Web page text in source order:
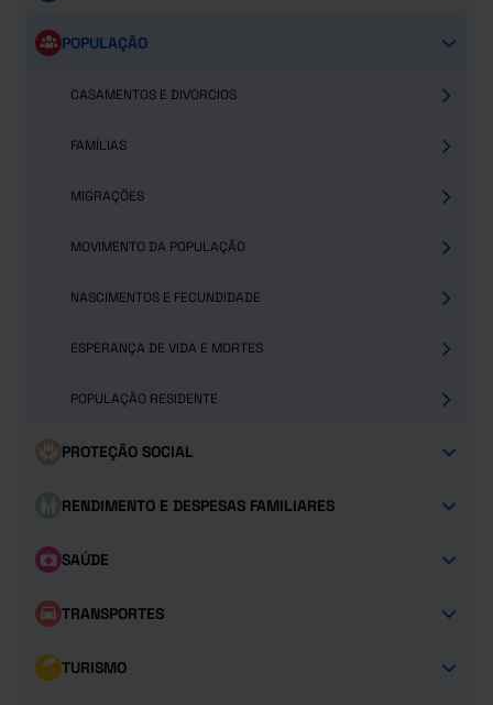
POPULAÇÃO
CASAMENTOS E DIVÓRCIOS
FAMÍLIAS
MIGRAÇÕES
MOVIMENTO DA POPULAÇÃO
NASCIMENTOS E FECUNDIDADE
ESPERANÇA DE VIDA E MORTES
POPULAÇÃO RESIDENTE
PROTEÇÃO SOCIAL
RENDIMENTO E DESPESAS FAMILIARES
SAÚDE
TRANSPORTES
TURISMO